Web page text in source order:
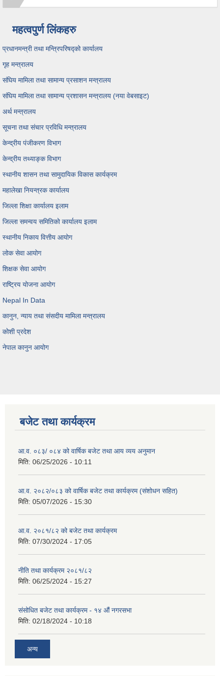
महत्वपुर्ण लिंकहरु
प्रधानमन्त्री तथा मन्त्रिपरिषद्को कार्यालय
गृह मन्त्रालय
संघिय मामिला तथा सामान्य प्रसाशन मन्त्रालय
संघिय मामिला तथा सामान्य प्रशासन मन्त्रालय (नया वेबसाइट)
अर्थ मन्त्रालय
सूचना तथा संचार प्रविधि मन्त्रालय
केन्द्रीय पंजीकरण विभाग
केन्द्रीय तथ्याङ्क विभाग
स्थानीय शासन तथा सामुदायिक विकास कार्यक्रम
महालेखा नियन्त्रक कार्यालय
जिल्ला शिक्षा कार्यालय इलाम
जिल्ला समन्वय समितिको कार्यालय इलाम
स्थानीय निकाय वित्तीय आयोग
लोक सेवा आयोग
शिक्षक सेवा आयोग
राष्ट्रिय योजना आयोग
Nepal In Data
कानुन, न्याय तथा संसदीय मामिला मन्त्रालय
कोशी प्रदेश
नेपाल कानुन आयोग
बजेट तथा कार्यक्रम
आ.व. ०८३/ ०८४ को वार्षिक बजेट तथा आय व्यय अनुमान
मिति: 06/25/2026 - 10:11
आ.व. २०८२/०८३ को वार्षिक बजेट तथा कार्यक्रम (संशोधन सहित)
मिति: 05/07/2026 - 15:30
आ.व. २०८१/८२ को बजेट तथा कार्यक्रम
मिति: 07/30/2024 - 17:05
नीति तथा कार्यक्रम २०८१/८२
मिति: 06/25/2024 - 15:27
संसोधित बजेट तथा कार्यक्रम - १४ औं नगरसभा
मिति: 02/18/2024 - 10:18
अन्य